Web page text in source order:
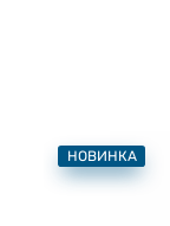
НОВИНКА